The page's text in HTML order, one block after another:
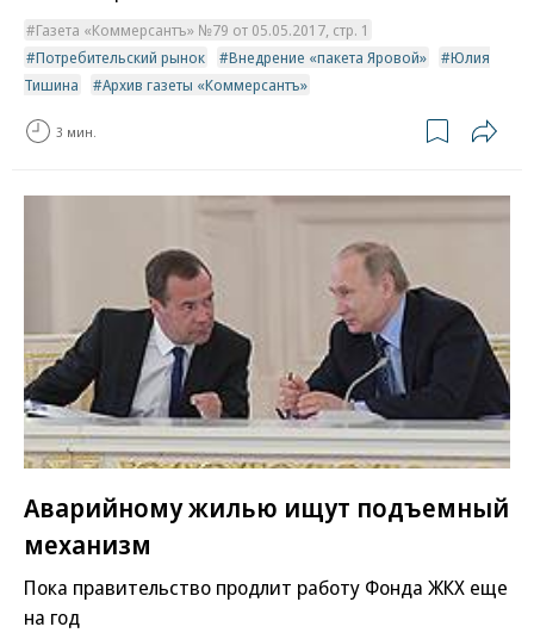
Газета «Коммерсантъ» №79 от 05.05.2017, стр. 1
Потребительский рынок
Внедрение «пакета Яровой»
Юлия
Тишина
Архив газеты «Коммерсантъ»
3 мин.
Аварийному жилью ищут подъемный
механизм
Пока правительство продлит работу Фонда ЖКХ еще
на год